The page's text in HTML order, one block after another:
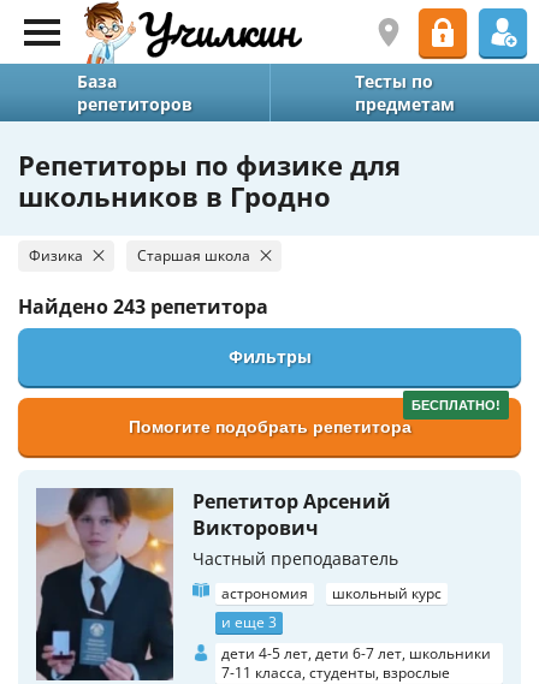
База
репетиторов
Тесты по
предметам
Репетиторы по физике для
школьников в Гродно
Физика Старшая школа
Найдено243 репетитора
Фильтры
БЕСПЛАТНО!
Помогите подобрать репетитора
Репетитор Арсений
Викторович
Частный преподаватель
астрономия
школьный курс
и еще 3
дети 4-5 лет, дети 6-7 лет, школьники
7-11 класса, студенты, взрослые